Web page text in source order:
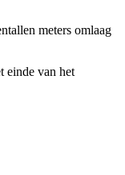
meters omlaag
einde van het